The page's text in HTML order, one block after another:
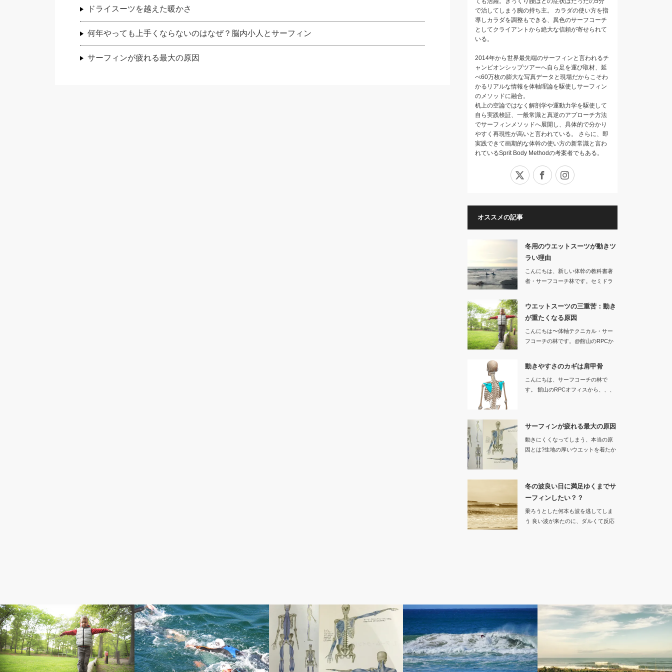
ドライスーツを越えた暖かさ
何年やっても上手くならないのはなぜ？脳内小人とサーフィン
サーフィンが疲れる最大の原因
で治してしまう腕の持ち主。 カラダの使い方を指
導しカラダを調整もできる、異色のサーフコーチ
としてクライアントから絶大な信頼が寄せられて
いる。
2014年から世界最先端のサーフィンと言われるチ
ャンピオンシップツアーへ自ら足を運び取材、延
べ60万枚の膨大な写真データと現場だからこそわ
かるリアルな情報を体軸理論を駆使しサーフィン
のメソッドに融合。
机上の空論ではなく解剖学や運動力学を駆使して
自ら実践検証、一般常識と真逆のアプローチ方法
でサーフィンメソッドへ展開し、具体的で分かり
やすく再現性が高いと言われている。 さらに、即
実践できて画期的な体幹の使い方の新常識と言わ
れているSprit Body Methodの考案者でもある。
Facebook
オススメの記事
冬用のウエットスーツが動きツ
ラい理由
こんにちは、新しい体幹の教科書著
者・サーフコーチ林です。セミドラ
ウエットスーツの三重苦：動き
が重たくなる原因
こんにちは〜体軸テクニカル・サー
フコーチの林です。@館山のRPCか
動きやすさのカギは肩甲骨
こんにちは、サーフコーチの林で
す。 館山のRPCオフィスから、、、
サーフィンが疲れる最大の原因
動きにくくなってしまう、本当の原
因とは?生地の厚いウエットを着たか
冬の波良い日に満足ゆくまでサ
ーフィンしたい？？
乗ろうとした何本も波を逃してしま
う 良い波が来たのに、ダルくて反応